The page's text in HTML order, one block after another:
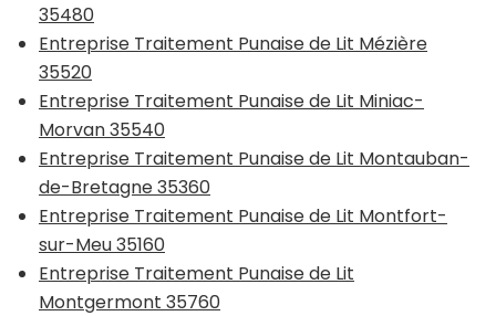
35480
Entreprise Traitement Punaise de Lit Mézière
35520
Entreprise Traitement Punaise de Lit Miniac-
Morvan 35540
Entreprise Traitement Punaise de Lit Montauban-
de-Bretagne 35360
Entreprise Traitement Punaise de Lit Montfort-
sur-Meu 35160
Entreprise Traitement Punaise de Lit
Montgermont 35760